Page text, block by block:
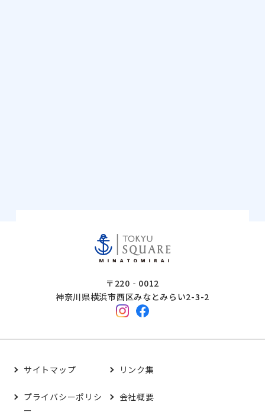
〒220‐0012
神奈川県横浜市西区みなとみらい2-3-2
サイトマップ リンク集
プライバシーポリシ
ー
会社概要